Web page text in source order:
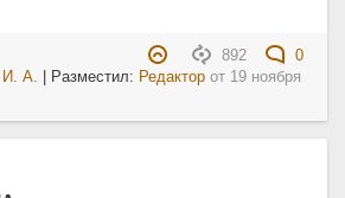
892
0
И. А. | Разместил: Редактор от 19 ноября